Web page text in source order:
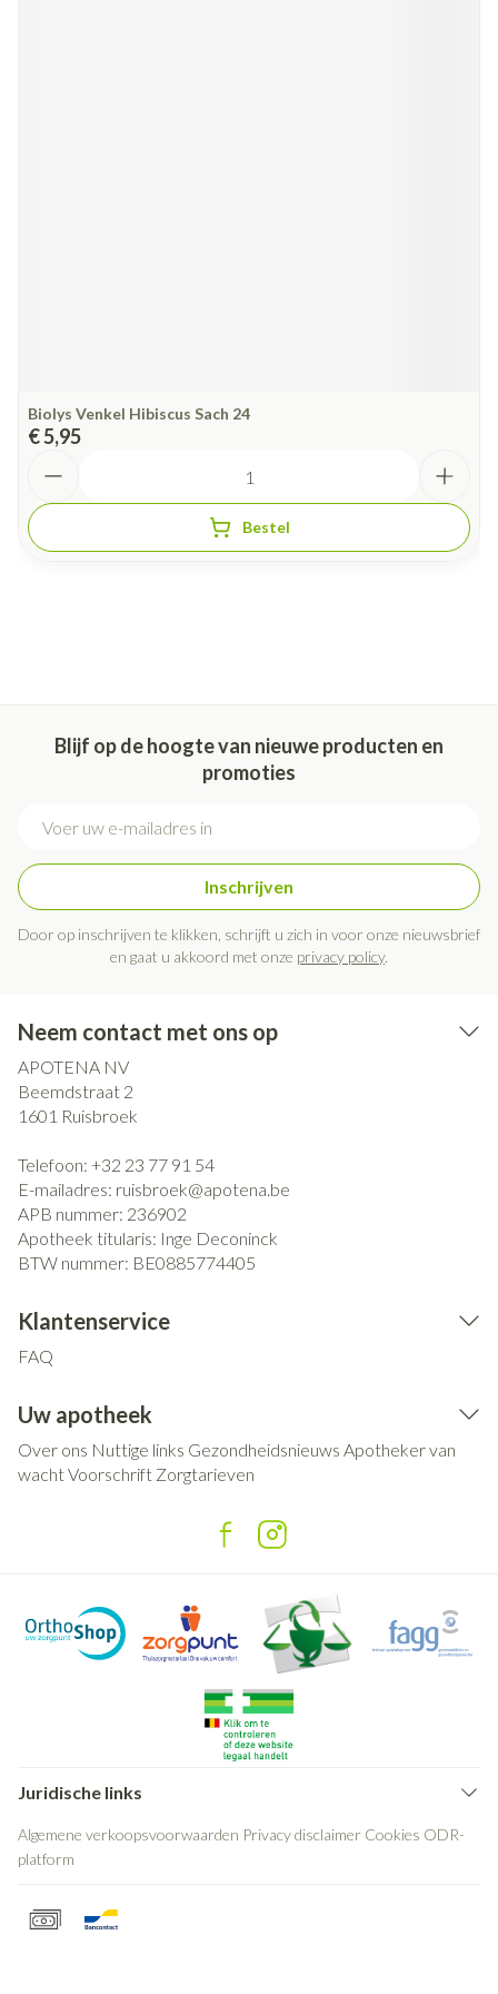
Biolys Venkel Hibiscus Sach 24
€ 5,95
Bestel
Blijf op de hoogte van nieuwe producten en
promoties
Inschrijven
Door op inschrijven te klikken, schrijft u zich in voor onze nieuwsbrief
en gaat u akkoord met onze privacy policy.
Neem contact met ons op
APOTENA NV
Beemdstraat 2
1601 Ruisbroek
Telefoon: +32 23 77 91 54
E-mailadres: ruisbroek@apotena.be
APB nummer: 236902
Apotheek titularis: Inge Deconinck
BTW nummer: BE0885774405
Klantenservice
FAQ
Uw apotheek
Over ons Nuttige links Gezondheidsnieuws Apotheker van
wachtVoorschrift Zorgtarieven
Juridische links
Algemene verkoopsvoorwaarden Privacy disclaimer Cookies ODR-
platform